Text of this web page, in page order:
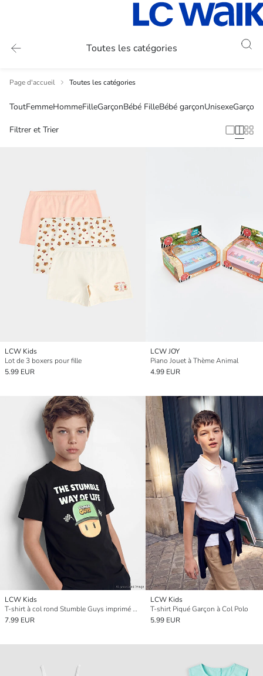
Toutes les catégories
Page d'accueil Toutes les catégories
ToutFemmeHommeFilleGarçonBébé FilleBébé garçonUnisexeGarçon
Filtrer et Trier
LCW Kids
Lot de 3 boxers pour fille
5.99 EUR
LCW JOY
Piano Jouet à Thème Animal
4.99 EUR
LCW Kids
T-shirt à col rond Stumble Guys imprimé garçon
7.99 EUR
LCW Kids
T-shirt Piqué Garçon à Col Polo
5.99 EUR